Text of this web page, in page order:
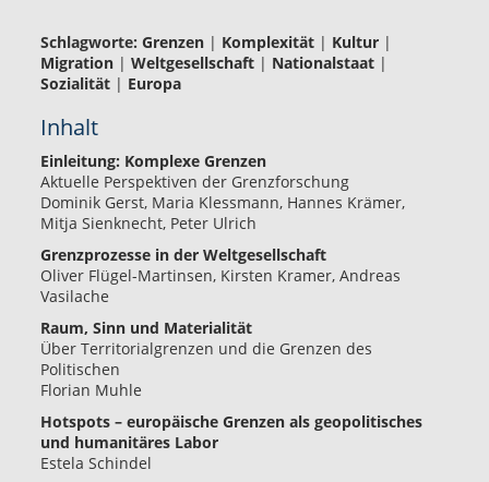
Schlagworte: Grenzen | Komplexität | Kultur |
Migration | Weltgesellschaft | Nationalstaat |
Sozialität | Europa
Inhalt
Einleitung: Komplexe Grenzen
Aktuelle Perspektiven der Grenzforschung
Dominik Gerst, Maria Klessmann, Hannes Krämer,
Mitja Sienknecht, Peter Ulrich
Grenzprozesse in der Weltgesellschaft
Oliver Flügel-Martinsen, Kirsten Kramer, Andreas
Vasilache
Raum, Sinn und Materialität
Über Territorialgrenzen und die Grenzen des
Politischen
Florian Muhle
Hotspots – europäische Grenzen als geopolitisches
und humanitäres Labor
Estela Schindel